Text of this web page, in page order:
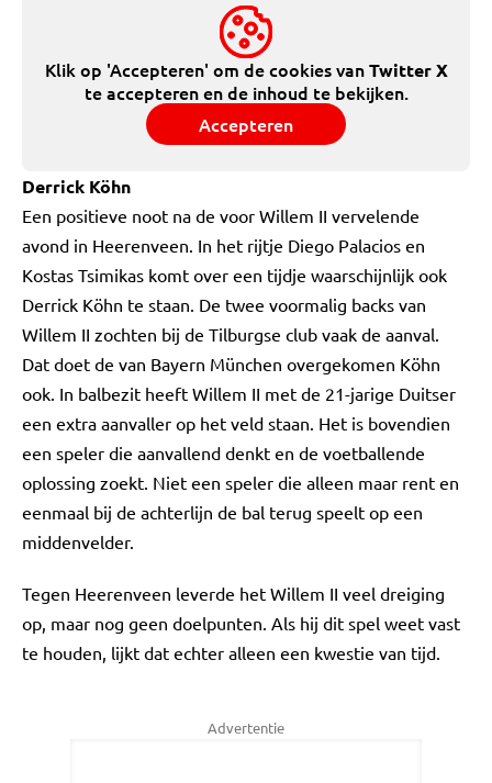
Klik op 'Accepteren' om de cookies vanTwitter X
te accepteren en de inhoud te bekijken.
Accepteren
Derrick Köhn
Een positieve noot na de voor Willem II vervelende
avond in Heerenveen. In het rijtje Diego Palacios en
Kostas Tsimikas komt over een tijdje waarschijnlijk ook
Derrick Köhn te staan. De twee voormalig backs van
Willem II zochten bij de Tilburgse club vaak de aanval.
Dat doet de van Bayern München overgekomen Köhn
ook. In balbezit heeft Willem II met de 21-jarige Duitser
een extra aanvaller op het veld staan. Het is bovendien
een speler die aanvallend denkt en de voetballende
oplossing zoekt. Niet een speler die alleen maar rent en
eenmaal bij de achterlijn de bal terug speelt op een
middenvelder.
Tegen Heerenveen leverde het Willem II veel dreiging
op, maar nog geen doelpunten. Als hij dit spel weet vast
te houden, lijkt dat echter alleen een kwestie van tijd.
Advertentie